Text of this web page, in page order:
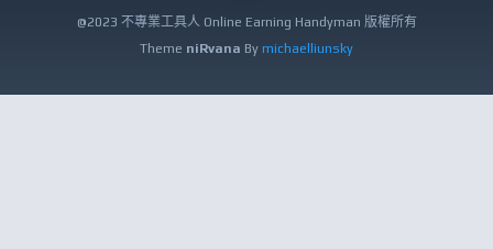
@2023 不專業工具人 Online Earning Handyman 版權所有
Theme niRvana By michaelliunsky